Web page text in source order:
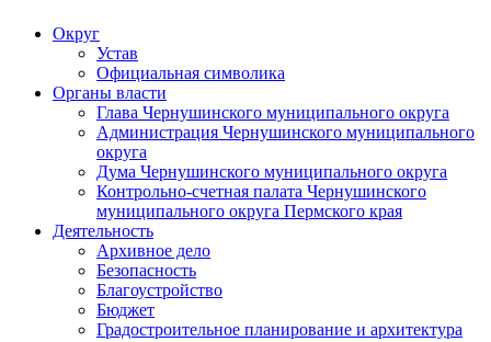
Округ
Устав
Официальная символика
Органы власти
Глава Чернушинского муниципального округа
Администрация Чернушинского муниципального
округа
Дума Чернушинского муниципального округа
Контрольно-счетная палата Чернушинского
муниципального округа Пермского края
Деятельность
Архивное дело
Безопасность
Благоустройство
Бюджет
Градостроительное планирование и архитектура